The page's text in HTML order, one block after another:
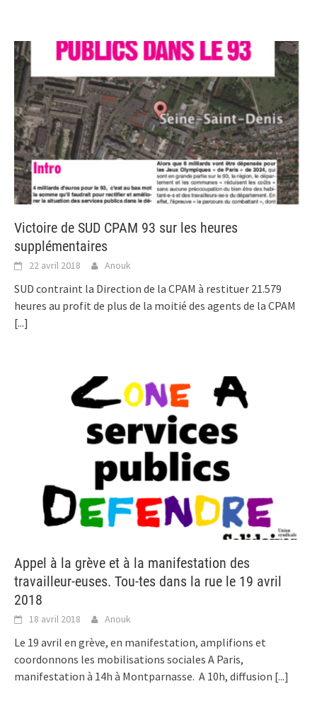
Victoire de SUD CPAM 93 sur les heures
supplémentaires
22 avril 2018 Anouk
SUD contraint la Direction de la CPAM à restituer 21.579
heures au profit de plus de la moitié des agents de la CPAM
[...]
Appel à la grève et à la manifestation des
travailleur-euses. Tou-tes dans la rue le 19 avril
2018
18 avril 2018 Anouk
Le 19 avril en grève, en manifestation, amplifions et
coordonnons les mobilisations sociales A Paris,
manifestation à 14h à Montparnasse. A 10h, diffusion [...]